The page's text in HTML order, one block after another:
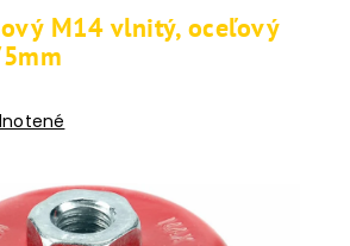
M14 vlnitý, oceľový